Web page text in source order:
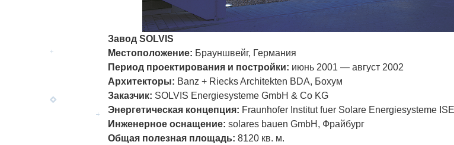
Завод SOLVIS
Местоположение: Брауншвейг, Германия
Период проектирования и постройки: июнь 2001 — август 2002
Архитекторы: Banz + Riecks Architekten BDA, Бохум
Заказчик: SOLVIS Energiesysteme GmbH & Co KG
Энергетическая концепция: Fraunhofer Institut fuer Solare Energiesysteme
Инженерное оснащение: solares bauen GmbH, Фрайбург
Общая полезная площадь: 8120 кв. м.